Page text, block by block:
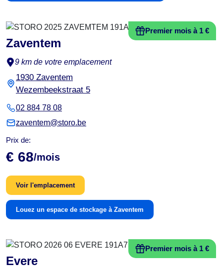
Premier mois à 1 €
Zaventem
9 km de votre emplacement
1930 Zaventem
Wezembeekstraat 5
02 884 78 08
zaventem@storo.be
Prix de:
€ 68/mois
Voir l'emplacement
Louez un espace de stockage à Zaventem
Premier mois à 1 €
Evere